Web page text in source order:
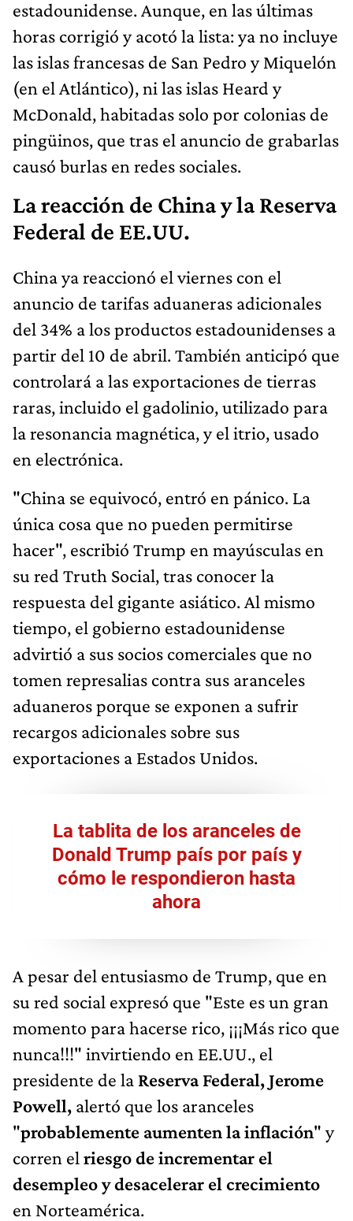
estadounidense. Aunque, en las últimas
horas corrigió y acotó la lista: ya no incluye
las islas francesas de San Pedro y Miquelón
(en el Atlántico), ni las islas Heard y
McDonald, habitadas solo por colonias de
pingüinos, que tras el anuncio de grabarlas
causó burlas en redes sociales.
La reacción de China y la Reserva
Federal de EE.UU.
China ya reaccionó el viernes con el
anuncio de tarifas aduaneras adicionales
del 34% a los productos estadounidenses a
partir del 10 de abril. También anticipó que
controlará a las exportaciones de tierras
raras, incluido el gadolinio, utilizado para
la resonancia magnética, y el itrio, usado
en electrónica.
"China se equivocó, entró en pánico. La
única cosa que no pueden permitirse
hacer", escribió Trump en mayúsculas en
su red Truth Social, tras conocer la
respuesta del gigante asiático. Al mismo
tiempo, el gobierno estadounidense
advirtió a sus socios comerciales que no
tomen represalias contra sus aranceles
aduaneros porque se exponen a sufrir
recargos adicionales sobre sus
exportaciones a Estados Unidos.
La tablita de los aranceles de
Donald Trump país por país y
cómo le respondieron hasta
ahora
A pesar del entusiasmo de Trump, que en
su red social expresó que "Este es un gran
momento para hacerse rico, ¡¡¡Más rico que
nunca!!!" invirtiendo en EE.UU., el
presidente de la Reserva Federal, Jerome
Powell, alertó que los aranceles
"probablemente aumenten la inflación" y
corren el riesgo de incrementar el
desempleo y desacelerar el crecimiento
en Norteamérica.